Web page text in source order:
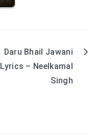
Daru Bhail Jawani
Lyrics – Neelkamal
Singh